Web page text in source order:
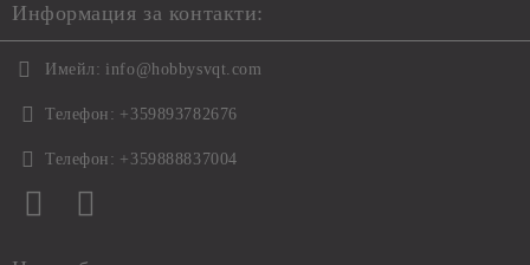
Информация за контакти:
Имейл: info@hobbysvqt.com
Телефон: +359893782676
Телефон: +359888837004